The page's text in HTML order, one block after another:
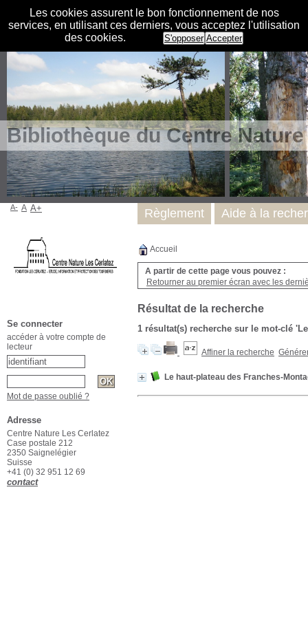
Les cookies assurent le bon fonctionnement de nos
services, en utilisant ces derniers, vous acceptez l'utilisation
des cookies.
S'opposer Accepter
Bibliothèque du Centre
Accueil
A partir de cette page vous pouvez :
Retourner au premier écran avec les
Résultat de la recherche
1 résultat(s) recherche sur le mot-clé
Affiner la recherche
Le haut-plateau des Franches-
Règlement Aide à la
A- A A+
Se connecter
accéder à votre compte de
lecteur
Mot de passe oublié ?
Adresse
Centre Nature Les Cerlatez
Case postale 212
2350 Saignelégier
Suisse
+41 (0) 32 951 12 69
contact